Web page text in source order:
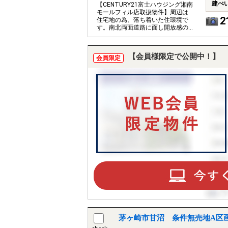
【CENTURY21富士ハウジング湘南
モールフィル店取扱物件】周辺は
住宅地の為、落ち着いた住環境で
す。南北両面道路に面し開放感の
ある売地です。
建ぺ
会員限定 【会員様限定で公開中！】
茅ヶ崎市甘沼 条件無売地A区